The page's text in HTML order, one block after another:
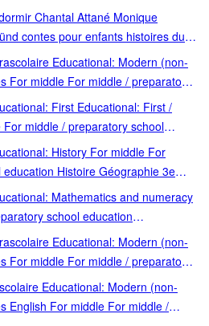
Chantal Attané Monique
contes pour enfants histoires du
contes et histoires heure du
Educational: Modern (non-
For middle For middle / preparatory
school education
First Educational: First /
middle / preparatory school
native language preparatory
History For middle For
Histoire Géographie 3e
Mathematics and numeracy
school education
school education
Educational: Modern (non-
For middle For middle / preparatory
school education
Educational: Modern (non-
English For middle For middle /